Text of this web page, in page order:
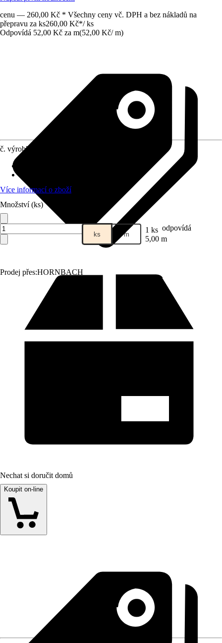
cenu — 260,00 Kč * Všechny ceny vč. DPH a bez nákladů na
přepravu za ks260,00 Kč*/ ks
Odpovídá 52,00 Kč za m(52,00 Kč/ m)
Prodej přes:HORNBACH
č. výrobku
Více informací o zboží
Množství (ks)
ks m 1 ks odpovídá
5,00 m
Nechat si doručit domů
Koupit on-line